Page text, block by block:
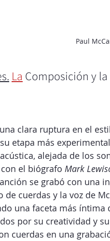
Paul
La Composición y
clara ruptura en el
etapa más
alejada de los
el biógrafo Mark
se grabó con una
de cuerdas y la voz de
una faceta más íntima
por su creatividad y
cuerdas en una